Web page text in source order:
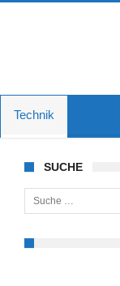
Technik
SUCHE
Suche nach: